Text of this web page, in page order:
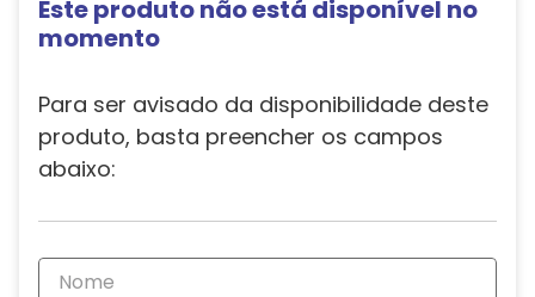
Este produto não está disponível no
momento
Para ser avisado da disponibilidade deste
produto, basta preencher os campos
abaixo: